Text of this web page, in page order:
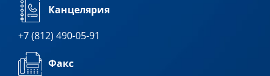
Канцелярия
+7 (812) 490-05-91
Факс